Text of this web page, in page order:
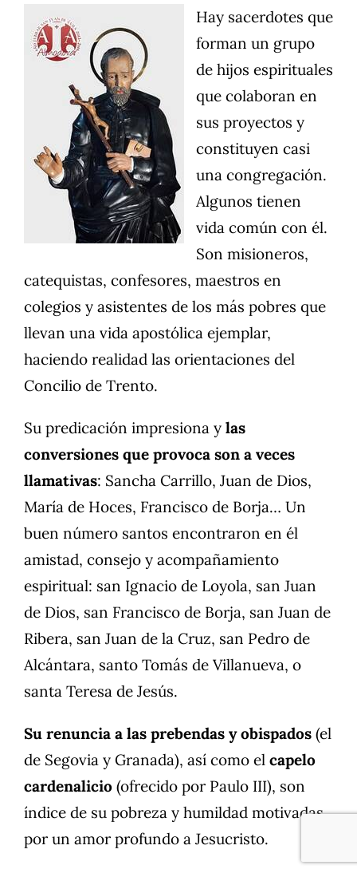
Hay sacerdotes que
forman un grupo
de hijos espirituales
que colaboran en
sus proyectos y
constituyen casi
una congregación.
Algunos tienen
vida común con él.
Son misioneros,
catequistas, confesores, maestros en
colegios y asistentes de los más pobres que
llevan una vida apostólica ejemplar,
haciendo realidad las orientaciones del
Concilio de Trento.
Su predicación impresiona y las
conversiones que provoca son a veces
llamativas: Sancha Carrillo, Juan de Dios,
María de Hoces, Francisco de Borja… Un
buen número santos encontraron en él
amistad, consejo y acompañamiento
espiritual: san Ignacio de Loyola, san Juan
de Dios, san Francisco de Borja, san Juan de
Ribera, san Juan de la Cruz, san Pedro de
Alcántara, santo Tomás de Villanueva, o
santa Teresa de Jesús.
Su renuncia a las prebendas y obispados (el
de Segovia y Granada), así como el capelo
cardenalicio (ofrecido por Paulo III), son
índice de su pobreza y humildad motivadas
por un amor profundo a Jesucristo.